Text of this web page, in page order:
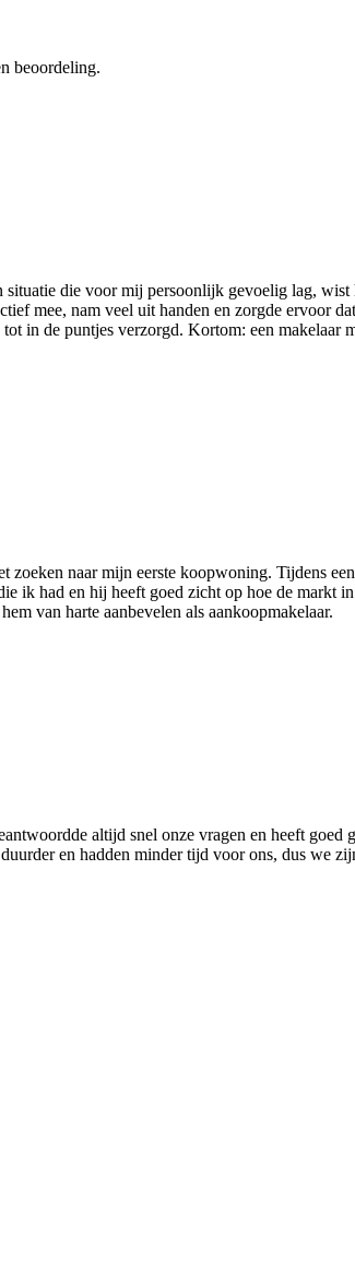
beoordeling.
die voor mij persoonlijk gevoelig lag,
mee, nam veel uit handen en zorgde ervoor
in de puntjes verzorgd. Kortom: een
naar mijn eerste koopwoning. Tijdens
ik had en hij heeft goed zicht op hoe de markt
van harte aanbevelen als aankoopmakelaar.
altijd snel onze vragen en heeft
en hadden minder tijd voor ons, dus we